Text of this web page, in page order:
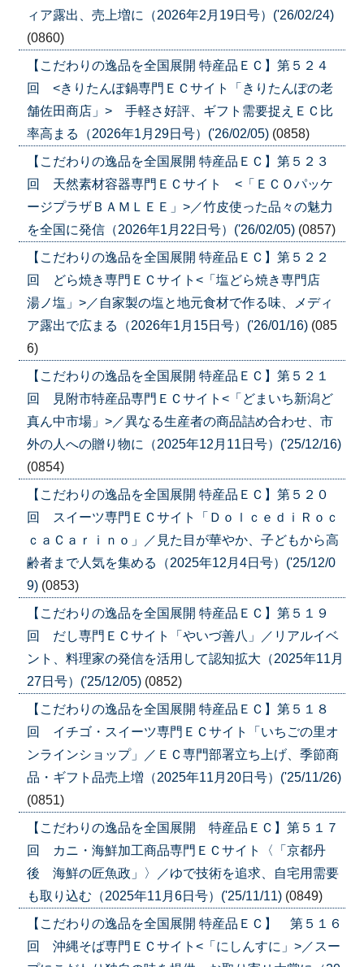
ィア露出、売上増に（2026年2月19日号）('26/02/24)
(0860)
【こだわりの逸品を全国展開 特産品ＥＣ】第５２４
回 <きりたんぽ鍋専門ＥＣサイト「きりたんぽの老
舗佐田商店」> 手軽さ好評、ギフト需要捉えＥＣ比
率高まる（2026年1月29日号）('26/02/05) (0858)
【こだわりの逸品を全国展開 特産品ＥＣ】第５２３
回 天然素材容器専門ＥＣサイト <「ＥＣＯパッケ
ージプラザＢＡＭＬＥＥ」>／竹皮使った品々の魅力
を全国に発信（2026年1月22日号）('26/02/05) (0857)
【こだわりの逸品を全国展開 特産品ＥＣ】第５２２
回 どら焼き専門ＥＣサイト<「塩どら焼き専門店
湯ノ塩」>／自家製の塩と地元食材で作る味、メディ
ア露出で広まる（2026年1月15日号）('26/01/16) (085
6)
【こだわりの逸品を全国展開 特産品ＥＣ】第５２１
回 見附市特産品専門ＥＣサイト<「どまいち新潟ど
真ん中市場」>／異なる生産者の商品詰め合わせ、市
外の人への贈り物に（2025年12月11日号）('25/12/16)
(0854)
【こだわりの逸品を全国展開 特産品ＥＣ】第５２０
回 スイーツ専門ＥＣサイト「ＤｏｌｃｅｄｉＲｏｃ
ｃａＣａｒｉｎｏ」／見た目が華やか、子どもから高
齢者まで人気を集める（2025年12月4日号）('25/12/0
9) (0853)
【こだわりの逸品を全国展開 特産品ＥＣ】第５１９
回 だし専門ＥＣサイト「やいづ善八」／リアルイベ
ント、料理家の発信を活用して認知拡大（2025年11月
27日号）('25/12/05) (0852)
【こだわりの逸品を全国展開 特産品ＥＣ】第５１８
回 イチゴ・スイーツ専門ＥＣサイト「いちごの里オ
ンラインショップ」／ＥＣ専門部署立ち上げ、季節商
品・ギフト品売上増（2025年11月20日号）('25/11/26)
(0851)
【こだわりの逸品を全国展開 特産品ＥＣ】第５１７
回 カニ・海鮮加工商品専門ＥＣサイト〈「京都丹
後 海鮮の匠魚政」〉／ゆで技術を追求、自宅用需要
も取り込む（2025年11月6日号）('25/11/11) (0849)
【こだわりの逸品を全国展開 特産品ＥＣ】 第５１６
回 沖縄そば専門ＥＣサイト<「にしんすに」>／スー